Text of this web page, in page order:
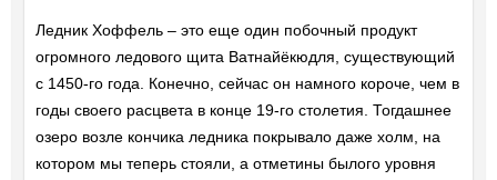
Ледник Хоффель – это еще один побочный продукт
огромного ледового щита Ватнайёкюдля, существующий
с 1450-го года. Конечно, сейчас он намного короче, чем в
годы своего расцвета в конце 19-го столетия. Тогдашнее
озеро возле кончика ледника покрывало даже холм, на
котором мы теперь стояли, а отметины былого уровня